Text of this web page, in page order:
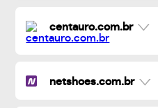
centauro.com.br
netshoes.com.br